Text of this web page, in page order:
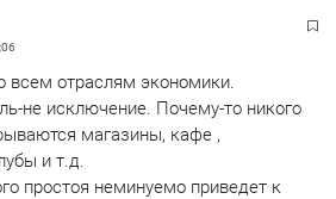
всем отраслям экономики.
не исключение. Почему-то никого
магазины, кафе ,
и т.д.
простоя неминуемо приведет к